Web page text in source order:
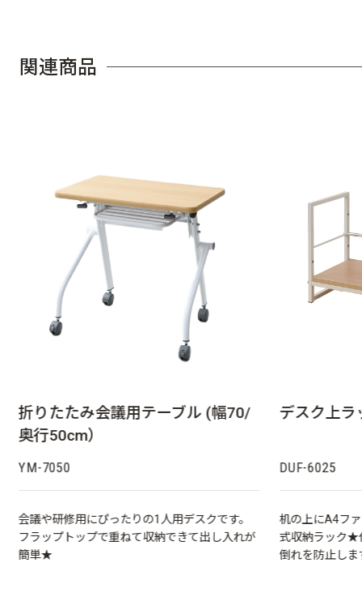
関連商品
折りたたみ会議用テーブル (幅70/
奥行50cm）
YM-7050
会議や研修用にぴったりの1人用デスクです。
フラップトップで重ねて収納できて出し入れが
簡単★
デスク上ラ
DUF-6025
机の上にA4フ
式収納ラック★
倒れを防止しま